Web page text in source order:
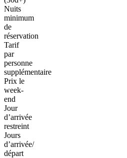
Nuits
minimum
de
réservation
Tarif
par
personne
supplémentaire
Prix le
week-
end
Jour
d’arrivée
restreint
Jours
d’arrivée/
départ